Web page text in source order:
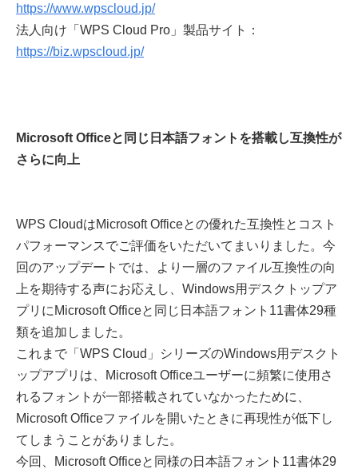
https://www.wpscloud.jp/
法人向け「WPS Cloud Pro」製品サイト：
https://biz.wpscloud.jp/
Microsoft Officeと同じ日本語フォントを搭載し互換性が
さらに向上
WPS CloudはMicrosoft Officeとの優れた互換性とコスト
パフォーマンスでご評価をいただいてまいりました。今
回のアップデートでは、より一層のファイル互換性の向
上を期待する声にお応えし、Windows用デスクトップア
プリにMicrosoft Officeと同じ日本語フォント11書体29種
類を追加しました。
これまで「WPS Cloud」シリーズのWindows用デスクト
ップアプリは、Microsoft Officeユーザーに頻繁に使用さ
れるフォントが一部搭載されていなかったために、
Microsoft Officeファイルを開いたときに再現性が低下し
てしまうことがありました。
今回、Microsoft Officeと同様の日本語フォント11書体29